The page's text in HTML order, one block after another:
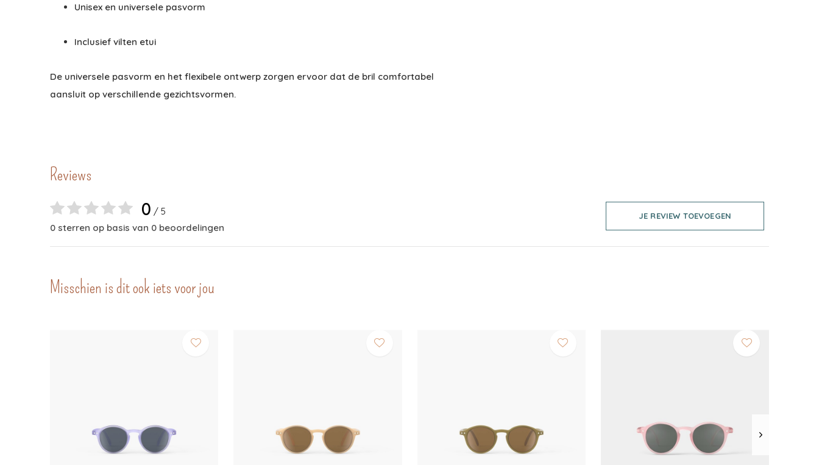
Unisex en universele pasvorm
Inclusief vilten etui
De universele pasvorm en het flexibele ontwerp zorgen ervoor dat de bril comfortabel
aansluit op verschillende gezichtsvormen.
Reviews
0 / 5
0 sterren op basis van 0 beoordelingen
JE REVIEW TOEVOEGEN
Misschien is dit ook iets voor jou